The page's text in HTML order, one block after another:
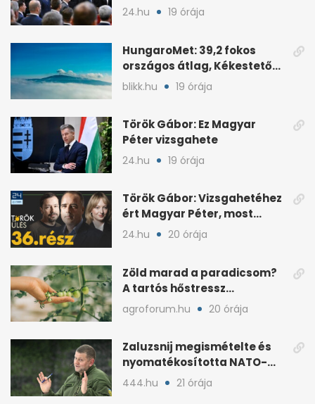
24.hu 19 órája
HungaroMet: 39,2 fokos
országos átlag, Kékestetőn
hajszál híján rekord
blikk.hu 19 órája
Török Gábor: Ez Magyar
Péter vizsgahete
24.hu 19 órája
Török Gábor: Vizsgahetéhez
ért Magyar Péter, most
minden róla szól
24.hu 20 órája
Zöld marad a paradicsom?
A tartós hőstressz
késleltetheti az érést
agroforum.hu 20 órája
Zaluzsnij megismételte és
nyomatékosította NATO-
kritikáját
444.hu 21 órája